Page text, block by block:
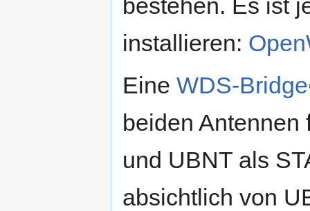
bestehen. Es ist
installieren:
Eine WDS-Bridge
beiden Antennen
und UBNT als
absichtlich von